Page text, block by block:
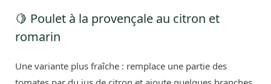
🍋 Poulet à la provençale au citron et
romarin
Une variante plus fraîche : remplace une partie des